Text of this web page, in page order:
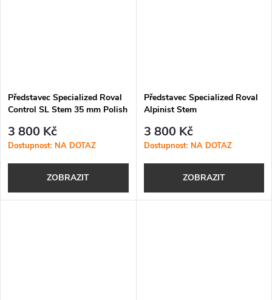
Představec Specialized Roval
Control SL Stem 35 mm Polish
3 800 Kč
Dostupnost: NA DOTAZ
ZOBRAZIT
Představec Specialized Roval
Alpinist Stem
3 800 Kč
Dostupnost: NA DOTAZ
ZOBRAZIT